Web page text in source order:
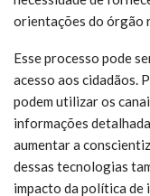
orientações do órgão
Esse processo pode
acesso aos cidadãos.
podem utilizar os
informações
aumentar a
dessas tecnologias
impacto da política de